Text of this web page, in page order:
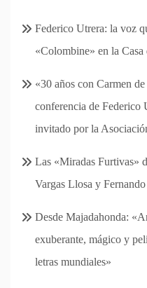
Federico Utrera: la voz
«Colombine» en la
«30 años con Carmen
conferencia de Federico
invitado por la
Las «Miradas Furtivas»
Vargas Llosa y
Desde Majadahonda:
exuberante, mágico y
letras mundiales»